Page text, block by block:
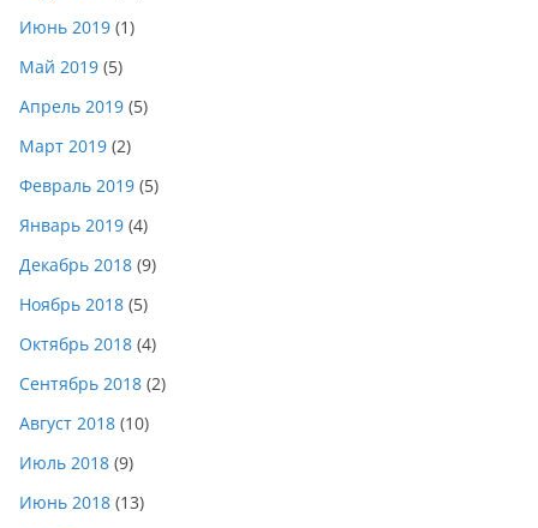
Июнь 2019 (1)
Май 2019 (5)
Апрель 2019 (5)
Март 2019 (2)
Февраль 2019 (5)
Январь 2019 (4)
Декабрь 2018 (9)
Ноябрь 2018 (5)
Октябрь 2018 (4)
Сентябрь 2018 (2)
Август 2018 (10)
Июль 2018 (9)
Июнь 2018 (13)